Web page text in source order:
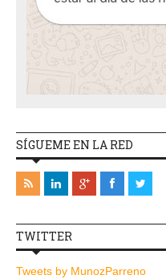
SÍGUEME EN LA RED
TWITTER
Tweets by MunozParreno